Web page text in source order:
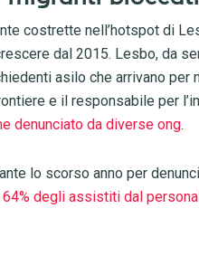
costrette nell’hotspot di
dal 2015. Lesbo, da
asilo che arrivano
e il responsabile per
denunciato da diverse ong.
lo scorso anno per
degli assistiti dal